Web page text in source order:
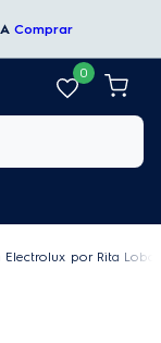
Comprar
0
por Rita Lobo